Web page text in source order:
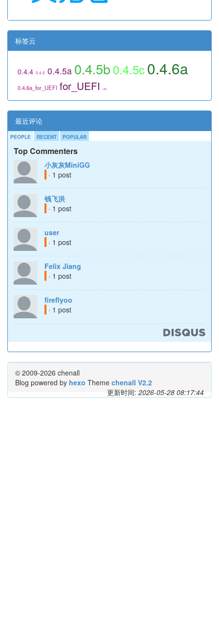
标签云
0.4.4 0.4.5 0.4.5a 0.4.5b 0.4.5c0.4.6a
0.4.6a_for_UEFI for_UEFI utils
最近评论
PEOPLE RECENT POPULAR
Top Commenters
小灰灰MiniGG
· 1 post
钱飞洪
· 1 post
user
· 1 post
Felix Jiang
· 1 post
fireflyoo
· 1 post
© 2009-2026 chenall
Blog powered by hexo Theme chenall V2.2
更新时间: 2026-05-28 08:17:44